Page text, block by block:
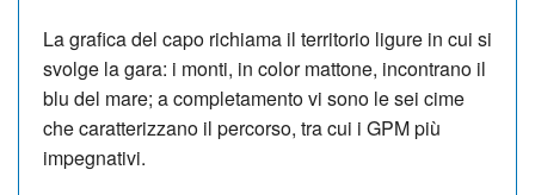
La grafica del capo richiama il territorio ligure in cui si
svolge la gara: i monti, in color mattone, incontrano il
blu del mare; a completamento vi sono le sei cime
che caratterizzano il percorso, tra cui i GPM più
impegnativi.